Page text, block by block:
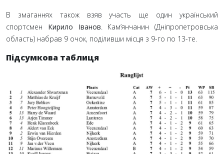
В змаганнях також взяв участь ще один український
спортсмен Кирило Іванов . Кам’янчанин (Дніпропетровська
область) набрав 9 очок, поділивши місця з 9-го по 13-те.
Підсумкова таблиця